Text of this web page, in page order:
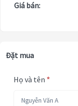
Giá bán:
Đặt mua
Họ và tên *